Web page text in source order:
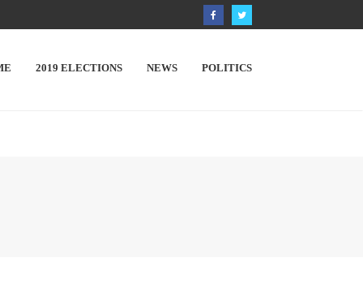
2019 ELECTIONS NEWS POLITICS